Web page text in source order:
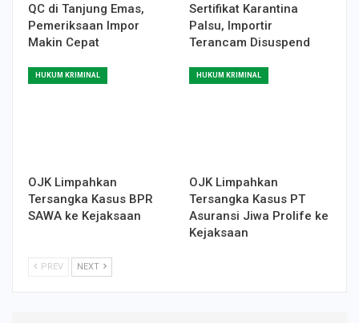
QC di Tanjung Emas,
Pemeriksaan Impor
Makin Cepat
Sertifikat Karantina
Palsu, Importir
Terancam Disuspend
HUKUM KRIMINAL
OJK Limpahkan
Tersangka Kasus BPR
SAWA ke Kejaksaan
HUKUM KRIMINAL
OJK Limpahkan
Tersangka Kasus PT
Asuransi Jiwa Prolife ke
Kejaksaan
PREV NEXT